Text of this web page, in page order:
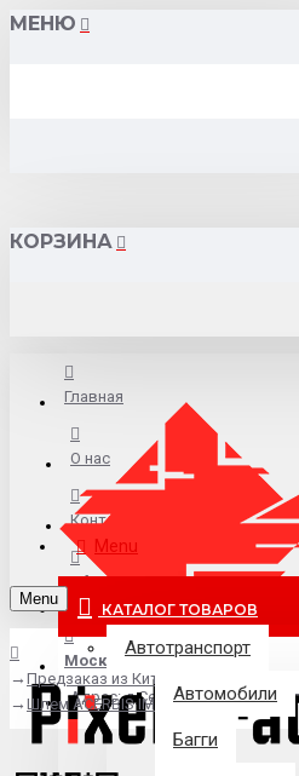
МЕНЮ
КОРЗИНА
Главная
О нас
Контакты
info@pixel-trade.ru
Москва
Адрес: д.Серково, вл1А,
Menu
КАТАЛОГ ТОВАРОВ
Автотранспорт
Автомобили
Багги
Menu
Предзаказ из Китая
Шлем ACERBIS IMPACT 3.0